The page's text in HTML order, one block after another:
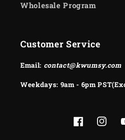
Wholesale Program
Customer Service
Email: contact@kwumsy.com
Weekdays: 9am - 6pm
Facebook